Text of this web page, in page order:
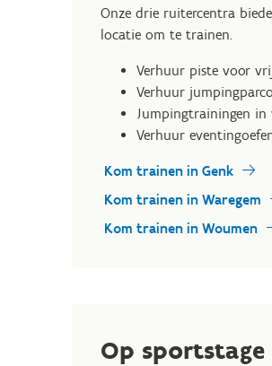
Onze drie ruitercentra
locatie om te trainen.
Verhuur piste voor
Verhuur
Jumpingtrainingen
Verhuur
Kom trainen in Genk
Kom trainen in Waregem
Kom trainen in Woumen
Op